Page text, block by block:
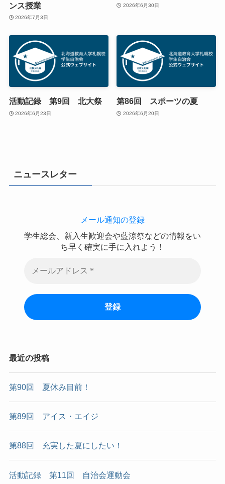
ンス授業
2026年7月3日
2026年6月30日
活動記録 第9回 北大祭
2026年6月23日
第86回 スポーツの夏
2026年6月20日
ニュースレター
メール通知の登録
学生総会、新入生歓迎会や藍涼祭などの情報をい
ち早く確実に手に入れよう！
最近の投稿
第90回 夏休み目前！
第89回 アイス・エイジ
第88回 充実した夏にしたい！
活動記録 第11回 自治会運動会